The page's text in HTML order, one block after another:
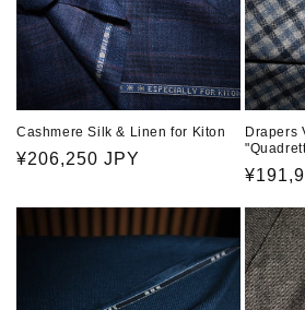
Cashmere Silk & Linen for Kiton
通
価
¥206,250 JPY
Drapers
通
価
格